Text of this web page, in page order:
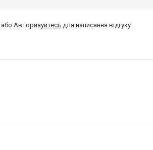
або Авторизуйтесь для написання відгуку